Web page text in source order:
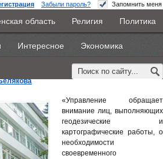
Забыли пароль? Запомнить меня
КНИГИ ВестиNet
Прочее
область Религия Политика
Интересное Экономика
рассказал о важности
геодезических пунктов
«Управление обращает
внимание лиц, выполняющих
геодезические и
картографические работы, о
необходимости
своевременного